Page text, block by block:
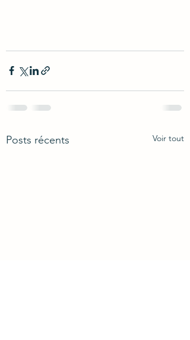
Posts récents Voir tout